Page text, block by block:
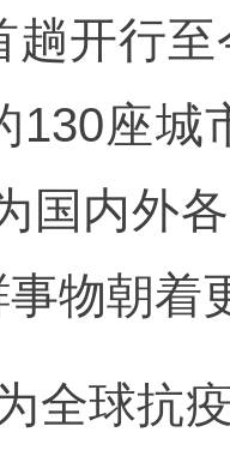
趟开行
130座城
国内外
物朝着
全球抗